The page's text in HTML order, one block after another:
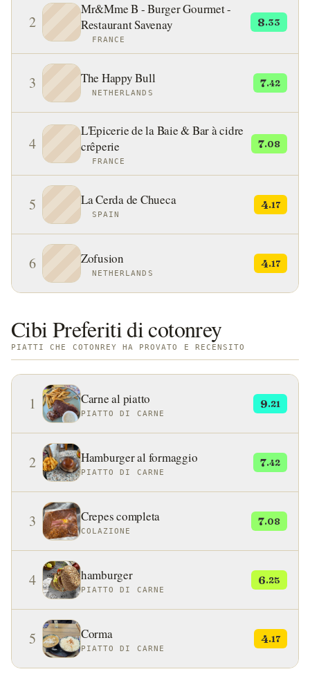
2
Mr&Mme B - Burger Gourmet -
Restaurant Savenay
FRANCE
8.33
3 The Happy Bull
NETHERLANDS
7.42
4
L'Epicerie de la Baie & Bar à cidre
crêperie
FRANCE
7.08
5 La Cerda de Chueca
SPAIN
4.17
6 Zofusion
NETHERLANDS
4.17
Cibi Preferiti di cotonrey
PIATTI CHE COTONREY HA PROVATO E RECENSITO
1 Carne al piatto
PIATTO DI CARNE
9.21
2 Hamburger al formaggio
PIATTO DI CARNE
7.42
3 Crepes completa
COLAZIONE
7.08
4 hamburger
PIATTO DI CARNE
6.25
5 Corma
PIATTO DI CARNE
4.17